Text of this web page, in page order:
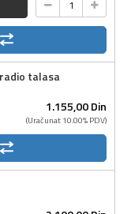
talasa
1.155,00Din
(Uračunat 10.00% PDV)